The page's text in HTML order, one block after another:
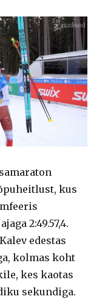
kus
2:49.57,4.
edestas
kolmas koht
kes kaotas
sekundiga.